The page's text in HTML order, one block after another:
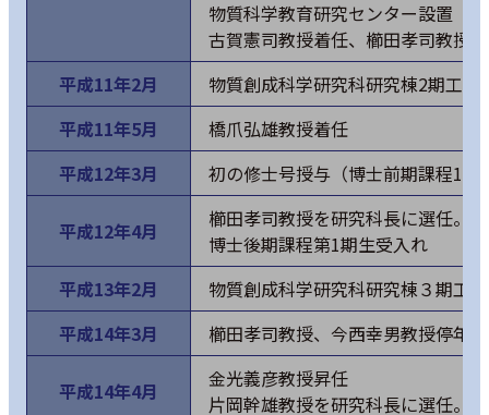
物質科学教育研究センター設置
古賀憲司教授着任、櫛田孝司教授
平成11年2月
物質創成科学研究科研究棟2期工事
平成11年5月
橋爪弘雄教授着任
平成12年3月
初の修士号授与（博士前期課程1期
平成12年4月
櫛田孝司教授を研究科長に選任。
博士後期課程第1期生受入れ
平成13年2月
物質創成科学研究科研究棟３期工
平成14年3月
櫛田孝司教授、今西幸男教授停年
平成14年4月
金光義彦教授昇任
片岡幹雄教授を研究科長に選任。